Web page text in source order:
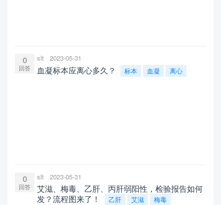
0
回答
slt 2023-05-31
血凝标本应离心多久？ 标本 血凝 离心
0
回答
slt 2023-05-31
艾滋、梅毒、乙肝、丙肝弱阳性，检验报告如何
发？流程图来了！
乙肝 艾滋 梅毒